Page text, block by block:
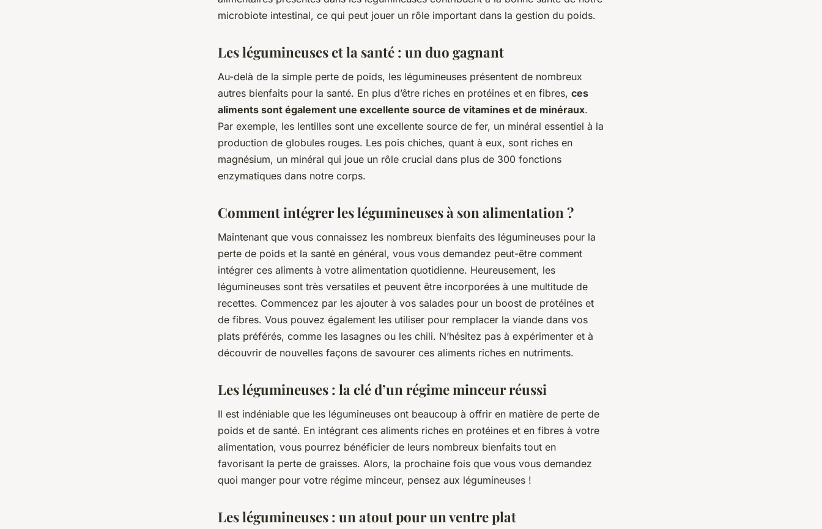
microbiote intestinal, ce qui peut jouer un rôle important dans la gestion du poids.
Les légumineuses et la santé : un duo gagnant
Au-delà de la simple perte de poids, les légumineuses présentent de nombreux
autres bienfaits pour la santé. En plus d’être riches en protéines et en fibres, ces
aliments sont également une excellente source de vitamines et de minéraux.
Par exemple, les lentilles sont une excellente source de fer, un minéral essentiel à la
production de globules rouges. Les pois chiches, quant à eux, sont riches en
magnésium, un minéral qui joue un rôle crucial dans plus de 300 fonctions
enzymatiques dans notre corps.
Comment intégrer les légumineuses à son alimentation ?
Maintenant que vous connaissez les nombreux bienfaits des légumineuses pour la
perte de poids et la santé en général, vous vous demandez peut-être comment
intégrer ces aliments à votre alimentation quotidienne. Heureusement, les
légumineuses sont très versatiles et peuvent être incorporées à une multitude de
recettes. Commencez par les ajouter à vos salades pour un boost de protéines et
de fibres. Vous pouvez également les utiliser pour remplacer la viande dans vos
plats préférés, comme les lasagnes ou les chili. N’hésitez pas à expérimenter et à
découvrir de nouvelles façons de savourer ces aliments riches en nutriments.
Les légumineuses : la clé d’un régime minceur réussi
Il est indéniable que les légumineuses ont beaucoup à offrir en matière de perte de
poids et de santé. En intégrant ces aliments riches en protéines et en fibres à votre
alimentation, vous pourrez bénéficier de leurs nombreux bienfaits tout en
favorisant la perte de graisses. Alors, la prochaine fois que vous vous demandez
quoi manger pour votre régime minceur, pensez aux légumineuses !
Les légumineuses : un atout pour un ventre plat